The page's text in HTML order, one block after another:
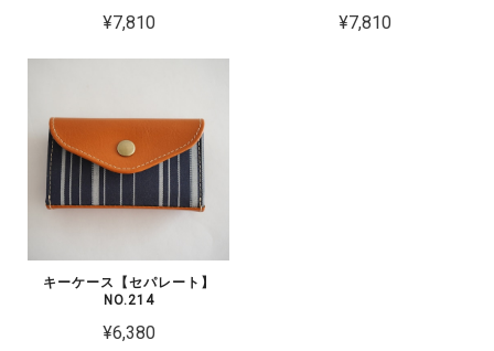
¥7,810 ¥7,810
キーケース【セパレート】
NO.214
¥6,380